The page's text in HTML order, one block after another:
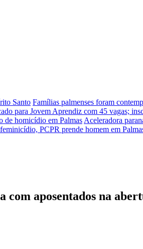
Santo Famílias palmenses foram
para Jovem Aprendiz com 45 vagas;
de homicídio em Palmas Aceleradora
PCPR prende homem em
aposentados na